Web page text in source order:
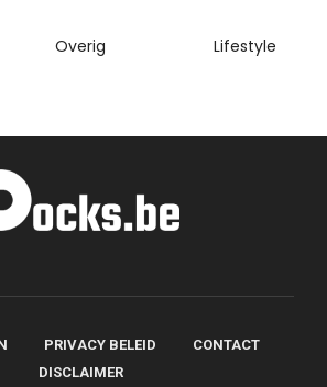
Overig
Lifestyle
PRIVACY BELEID
CONTACT
DISCLAIMER